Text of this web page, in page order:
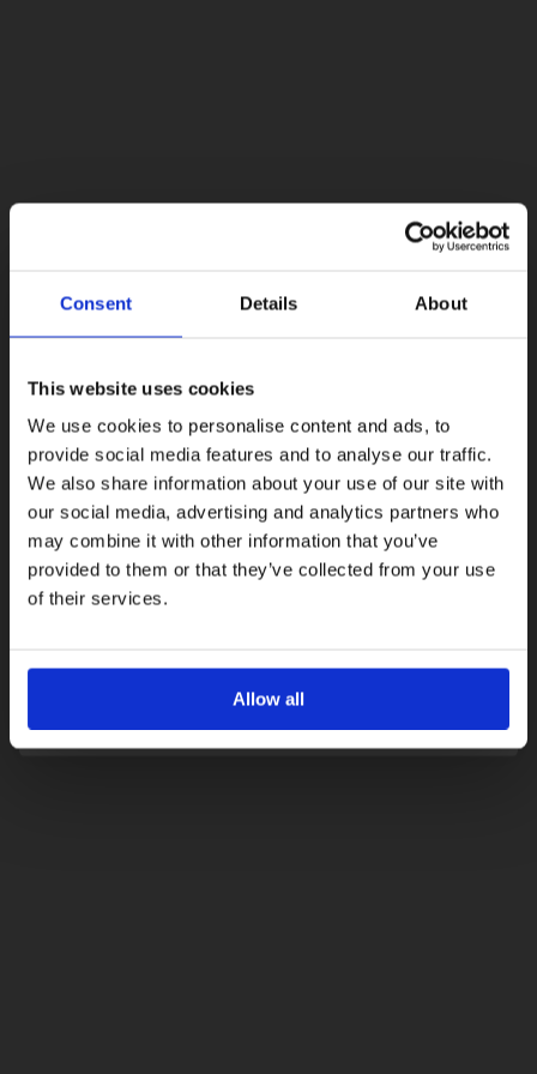
Consent Details About
This website uses cookies
We use cookies to personalise content and ads, to
provide social media features and to analyse our traffic.
We also share information about your use of our site with
our social media, advertising and analytics partners who
may combine it with other information that you’ve
provided to them or that they’ve collected from your use
of their services.
Allow all
Εγγραφείτε στο newsletter μας και αποκτήστε 10%στην
Ενδιαφέρομαι για:
Γυναικεία Ανδρικά
Εγγραφή
Με την εγγραφή σας, συμφωνείτε να λαμβάνετε
'Οχι, ευχαριστώ